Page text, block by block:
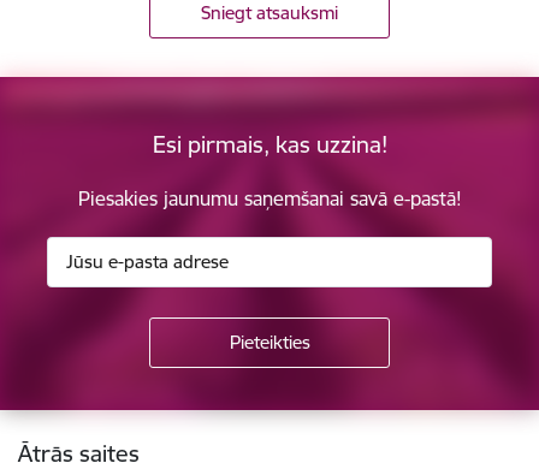
Sniegt atsauksmi
Esi pirmais, kas uzzina!
Piesakies jaunumu saņemšanai savā e-pastā!
Kājene
Ātrās saites